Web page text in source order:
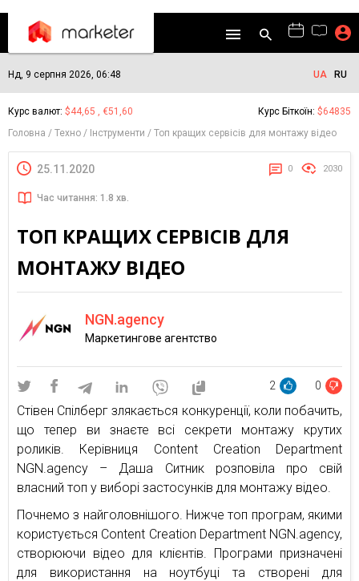
Нд, 9 серпня 2026, 06:48 UA RU
Курс валют: $44,65 , €51,60 Курс Біткоїн: $64835
Головна
Техно Інструменти Топ кращих сервісів для монтажу відео
25.11.2020 0 2030
Час читання: 1.8 хв.
ТОП КРАЩИХ СЕРВІСІВ ДЛЯ
МОНТАЖУ ВІДЕО
NGN.agency
Маркетингове агентство
2 0
Стівен Спілберг злякається конкуренції, коли побачить,
що тепер ви знаєте всі секрети монтажу крутих
роликів. Керівниця Content Creation Department
NGN.agency – Даша Ситник розповіла про свій
власний топ у виборі застосунків для монтажу відео.
Почнемо з найголовнішого. Нижче топ програм, якими
користується Content Creation Department NGN.agency,
створюючи відео для клієнтів. Програми призначені
для використання на ноутбуці та створені для